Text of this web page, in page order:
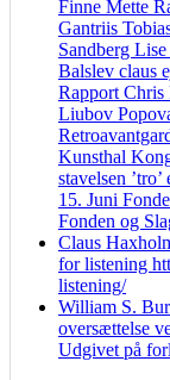
Finne Mette
Gantriis
Sandberg
Balslev claus
Rapport Chris
Liubov
Kunsthal
stavelsen
15. Juni
Fonden og
Claus
for listening
listening/
William S.
oversættelse
Udgivet på